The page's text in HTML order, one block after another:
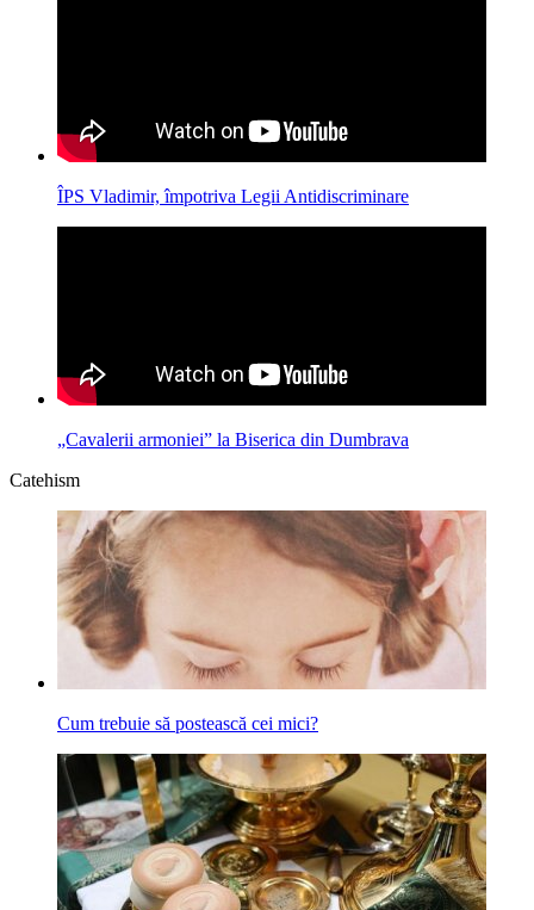
ÎPS Vladimir, împotriva Legii Antidiscriminare
„Cavalerii armoniei” la Biserica din Dumbrava
Catehism
Cum trebuie să postească cei mici?